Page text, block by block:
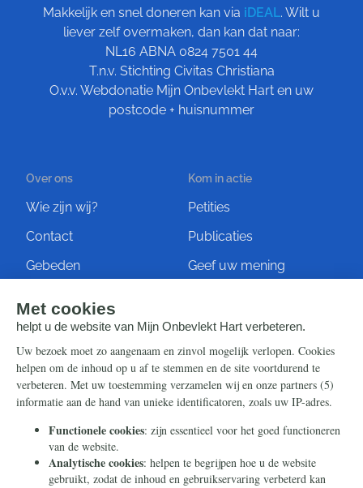
Makkelijk en snel doneren kan via iDEAL. Wilt u
liever zelf overmaken, dan kan dat naar:
NL16 ABNA 0824 7501 44
T.n.v. Stichting Civitas Christiana
O.v.v. Webdonatie Mijn Onbevlekt Hart en uw
postcode + huisnummer
Over ons
Wie zijn wij?
Contact
Gebeden
Kom in actie
Petities
Publicaties
Geef uw mening
Steun ons
Nieuwsbrief
Eenmalig
Maandelijks
Periodiek
Info
Contact
Ontvang onze Telegram-
berichten